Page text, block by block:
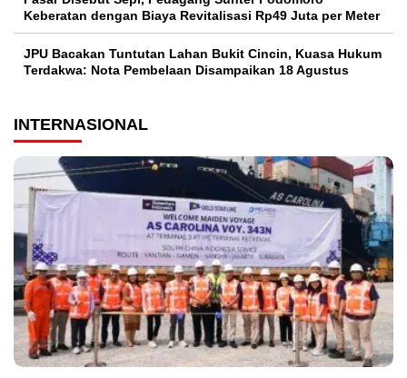
Keberatan dengan Biaya Revitalisasi Rp49 Juta per Meter
JPU Bacakan Tuntutan Lahan Bukit Cincin, Kuasa Hukum
Terdakwa: Nota Pembelaan Disampaikan 18 Agustus
INTERNASIONAL